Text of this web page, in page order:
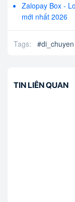
Zalopay Box -
mới nhất 2026
Tags: #di_chuyen
TIN LIÊN QUAN